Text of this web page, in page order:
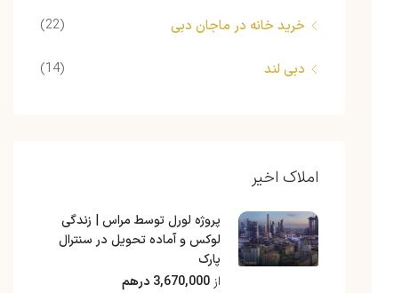
خرید خانه در ماجان دبی (22)
دبی لند (14)
املاک اخیر
پروژه لورل توسط مراس | زندگی
لوکس و آماده تحویل در سنترال
پارک
از3,670,000 درهم